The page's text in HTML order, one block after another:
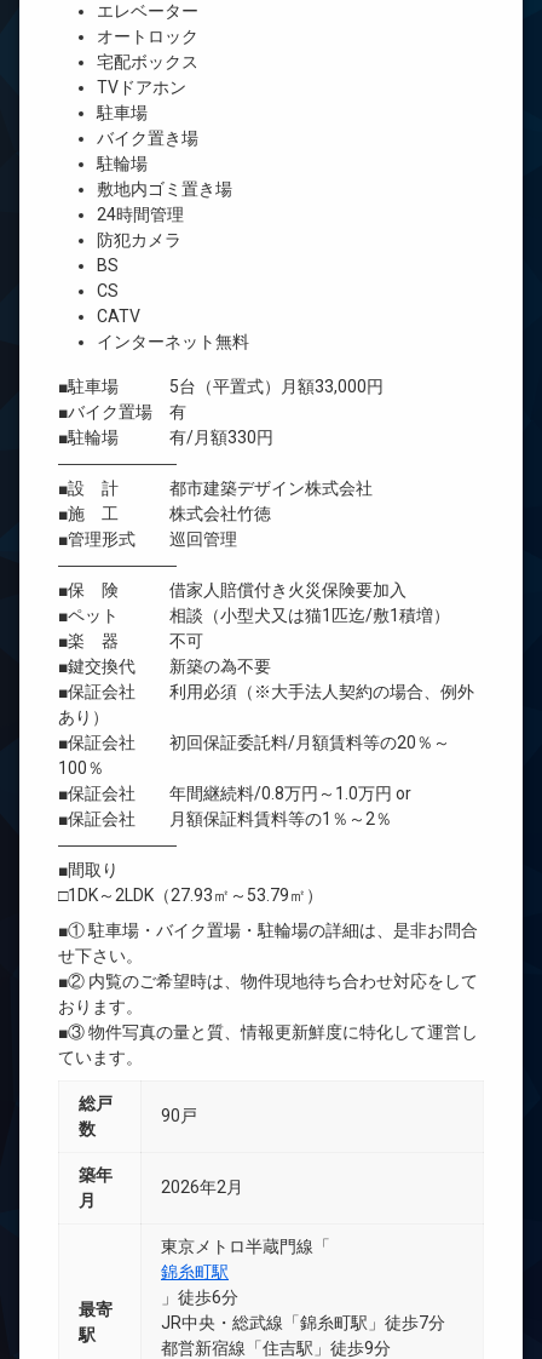
エレベーター
オートロック
宅配ボックス
TVドアホン
駐車場
バイク置き場
駐輪場
敷地内ゴミ置き場
24時間管理
防犯カメラ
BS
CS
CATV
インターネット無料
■駐車場 5台（平置式）月額33,000円
■バイク置場 有
■駐輪場 有/月額330円
―――――――
■設 計 都市建築デザイン株式会社
■施 工 株式会社竹徳
■管理形式 巡回管理
―――――――
■保 険 借家人賠償付き火災保険要加入
■ペット 相談（小型犬又は猫1匹迄/敷1積増）
■楽 器 不可
■鍵交換代 新築の為不要
■保証会社 利用必須（※大手法人契約の場合、例外
あり）
■保証会社 初回保証委託料/月額賃料等の20％～
100％
■保証会社 年間継続料/0.8万円～1.0万円 or
■保証会社 月額保証料賃料等の1％～2％
―――――――
■間取り
□1DK～2LDK（27.93㎡～53.79㎡）
■① 駐車場・バイク置場・駐輪場の詳細は、是非お問合
せ下さい。
■② 内覧のご希望時は、物件現地待ち合わせ対応をして
おります。
■③ 物件写真の量と質、情報更新鮮度に特化して運営し
ています。
総戸
数
90戸
築年
月
2026年2月
最寄
駅
東京メトロ半蔵門線「
錦糸町駅
」徒歩6分
JR中央・総武線「錦糸町駅」徒歩7分
都営新宿線「住吉駅」徒歩9分